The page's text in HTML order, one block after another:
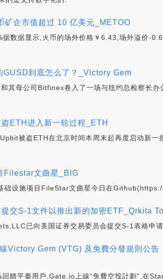
矿企市值超过 10 亿美元_METOO
数据显示,火币的场外价格￥6.43,场外溢价-
GUSD到底怎么了？_Victory Gem
其母公司Bitfinex卷入了一场与纽约总检察长
ETH进入新一轮过程_ETH
被盗ETH在北京时间本周末起再度启动新
Filestar文曲星_BIG
础设施项目FileStar文曲星今日在
交S-1文件以推出新的加密ETF_Qrkita
已向美国证券交易委员会提交S-1表格申
Victory Gem (VTG) 及免費分發規則公
饋平臺用戶,Gate.io上線“免費空投計劃”,在